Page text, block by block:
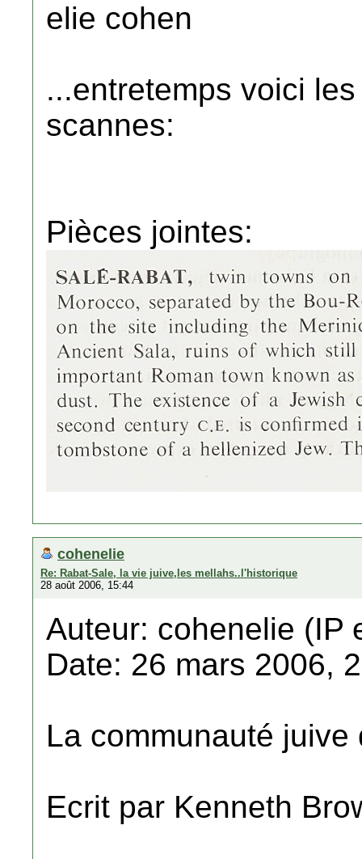
elie cohen
...entretemps voici
scannes:
Pièces jointes:
cohenelie
Re: Rabat-Sale, la vie juive,les mellahs..l'historique
28 août 2006, 15:44
Auteur: cohenelie (IP
Date: 26 mars 2006,
La communauté juive
Ecrit par Kenneth